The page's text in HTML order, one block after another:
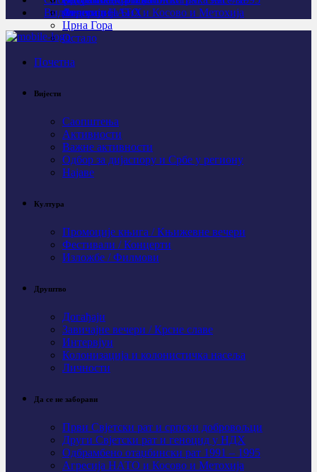
Личности
Агресија НАТО и Косово и Метохија
Федерација БиХ
Црна Гора
Остало
Видео
Почетна
Вијести
Саопштења
Активности
Важне активности
Одбор за дијаспору и Србе у региону
Најаве
Култура
Промоције књига / Књижевне вечери
Фестивали / Концерти
Изложбе / Филмови
Друштво
Догађаји
Завичајне вечери / Крсне славе
Интервјуи
Колонизација и колонистичка насеља
Личности
Да се не заборави
Први Свјeтски рат и српски добровољци
Други Свјетски рат и геноцид у НДХ
Одбрамбено отаџбински рат 1991 – 1995
Агресија НАТО и Косово и Метохија